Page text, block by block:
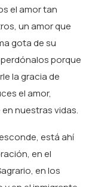
el amor tan
un amor que
gota de su
porque
la gracia de
el amor,
nuestras vidas.
está ahí
en el
en los